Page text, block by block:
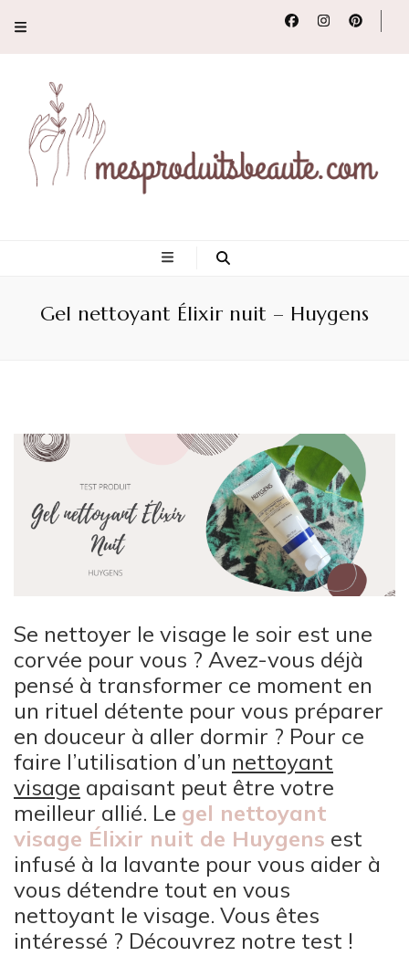
et revues de
produits beauté
Gel nettoyant Élixir nuit – Huygens
Se nettoyer le visage le soir est une
corvée pour vous ? Avez-vous déjà
pensé à transformer ce moment en
un rituel détente pour vous préparer
en douceur à aller dormir ? Pour ce
faire l’utilisation d’un nettoyant
visage apaisant peut être votre
meilleur allié. Le gel nettoyant
visage Élixir nuit de Huygens est
infusé à la lavante pour vous aider à
vous détendre tout en vous
nettoyant le visage. Vous êtes
intéressé ? Découvrez notre test !